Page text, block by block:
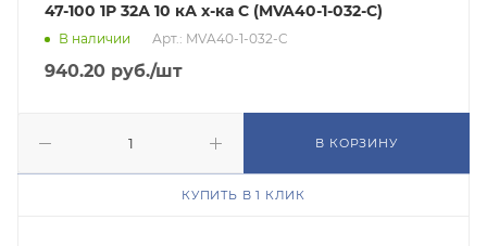
47-100 1Р 32А 10 кА х-ка С (MVA40-1-032-C)
В наличии Арт.: MVA40-1-032-C
940.20 руб./шт
В КОРЗИНУ
КУПИТЬ В 1 КЛИК